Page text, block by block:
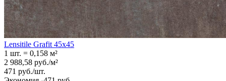
Lensitile Grafit 45x45
1 шт. = 0,158 м²
2 988,58 руб./м²
471 руб./шт.